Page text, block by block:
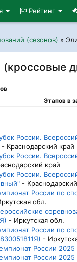
Рейтинг
(сезонов) »
(кроссовые
Этапов в
России.
- Краснодарский край
России.
край
России.
-
России по
обл.
- Иркутская обл.
России по
-
России 2025
России 2025